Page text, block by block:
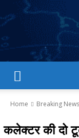
Home Breaking News
कलेक्टर की दो